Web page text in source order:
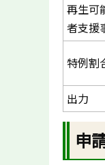
再生可
者支援
特例割
出力
申